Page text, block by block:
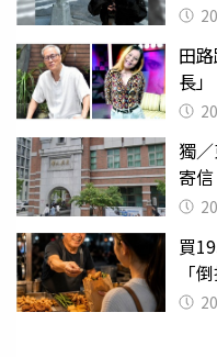
田
長
應了
獨
寄
關
買
「